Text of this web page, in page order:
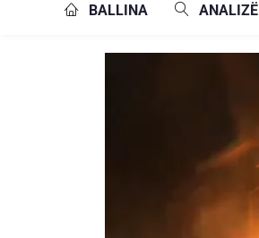
BALLINA ANALIZË